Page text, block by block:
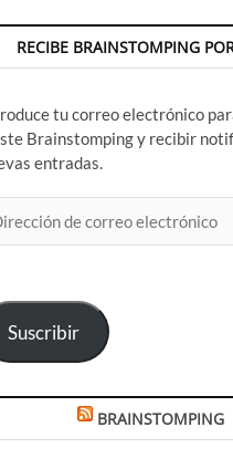
RECIBE BRAINSTOMPING
tu correo electrónico
Brainstomping y recibir
entradas.
Suscribir
BRAINSTOMPING